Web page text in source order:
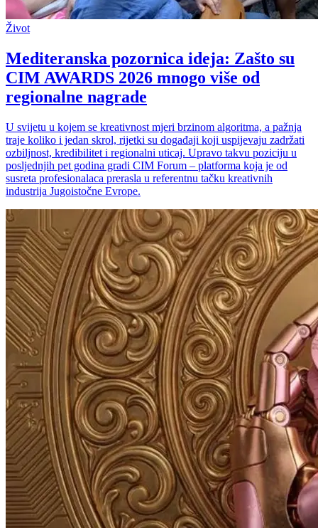
Život
Mediteranska pozornica ideja: Zašto su
CIM AWARDS 2026 mnogo više od
regionalne nagrade
U svijetu u kojem se kreativnost mjeri brzinom algoritma, a pažnja
traje koliko i jedan skrol, rijetki su događaji koji uspijevaju zadržati
ozbiljnost, kredibilitet i regionalni uticaj. Upravo takvu poziciju u
posljednjih pet godina gradi CIM Forum – platforma koja je od
susreta profesionalaca prerasla u referentnu tačku kreativnih
industrija Jugoistočne Evrope.